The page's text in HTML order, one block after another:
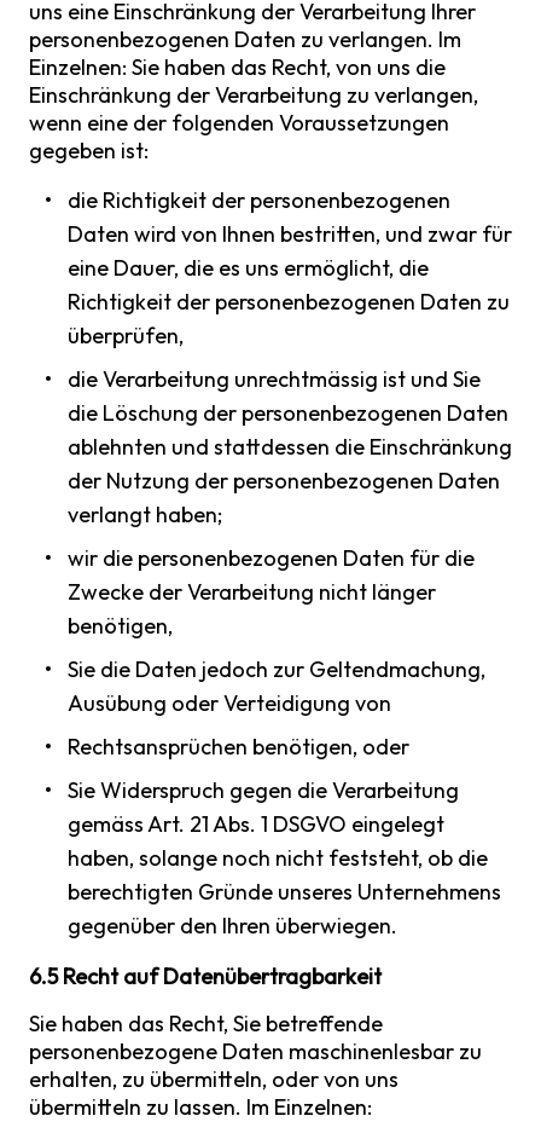
uns eine Einschränkung der Verarbeitung Ihrer
personenbezogenen Daten zu verlangen. Im
Einzelnen: Sie haben das Recht, von uns die
Einschränkung der Verarbeitung zu verlangen,
wenn eine der folgenden Voraussetzungen
gegeben ist:
die Richtigkeit der personenbezogenen
Daten wird von Ihnen bestritten, und zwar für
eine Dauer, die es uns ermöglicht, die
Richtigkeit der personenbezogenen Daten zu
überprüfen,
die Verarbeitung unrechtmässig ist und Sie
die Löschung der personenbezogenen Daten
ablehnten und stattdessen die Einschränkung
der Nutzung der personenbezogenen Daten
verlangt haben;
wir die personenbezogenen Daten für die
Zwecke der Verarbeitung nicht länger
benötigen,
Sie die Daten jedoch zur Geltendmachung,
Ausübung oder Verteidigung von
Rechtsansprüchen benötigen, oder
Sie Widerspruch gegen die Verarbeitung
gemäss Art. 21 Abs. 1 DSGVO eingelegt
haben, solange noch nicht feststeht, ob die
berechtigten Gründe unseres Unternehmens
gegenüber den Ihren überwiegen.
6.5 Recht auf Datenübertragbarkeit
Sie haben das Recht, Sie betreffende
personenbezogene Daten maschinenlesbar zu
erhalten, zu übermitteln, oder von uns
übermitteln zu lassen. Im Einzelnen: